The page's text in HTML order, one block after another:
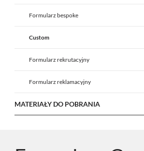
Formularz bespoke
Custom
Formularz rekrutacyjny
Formularz reklamacyjny
MATERIAŁY DO POBRANIA